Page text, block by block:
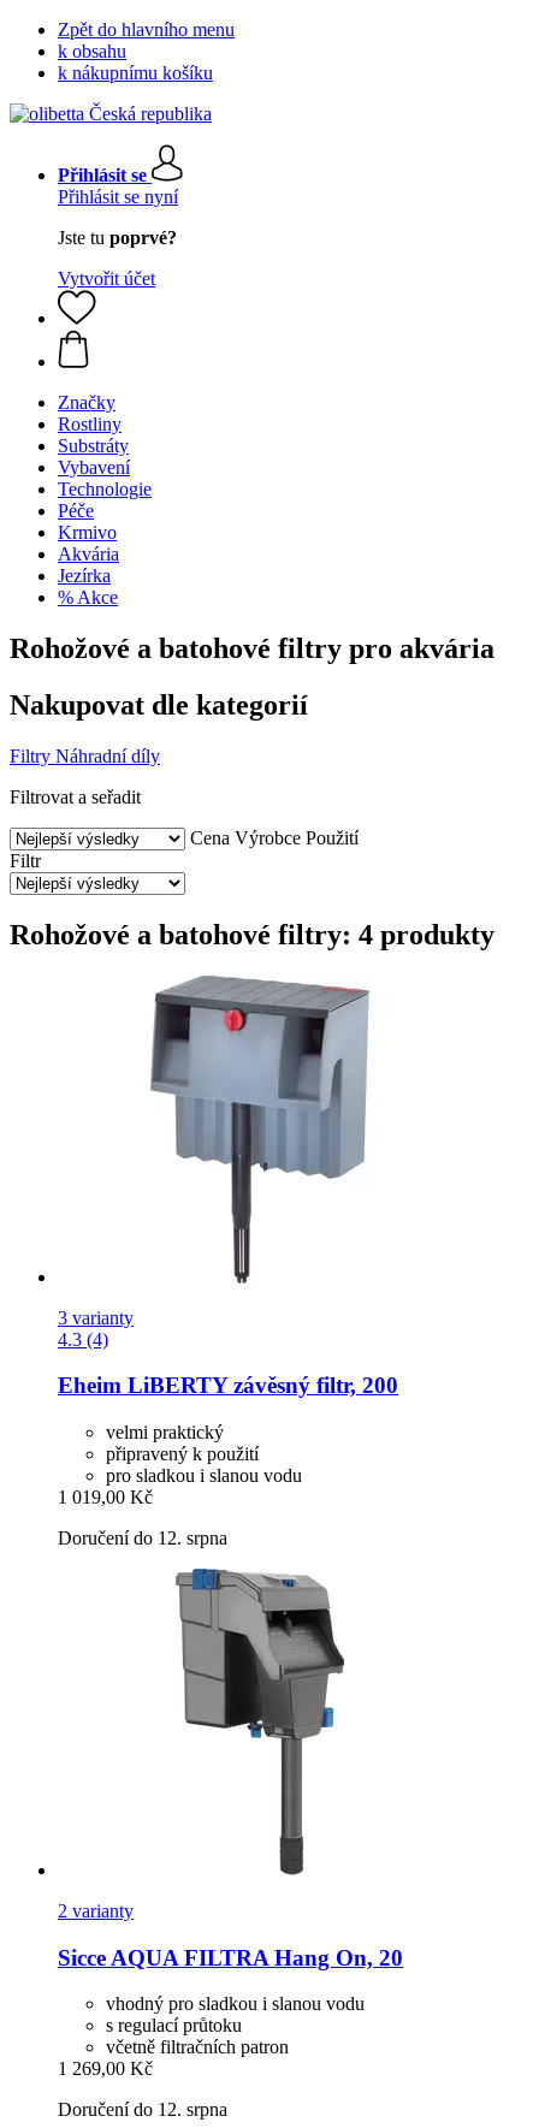
Zpět do hlavního menu
k obsahu
k nákupnímu košíku
Přihlásit se
Přihlásit se nyní
Jste tu poprvé?
Vytvořit účet
Značky
Rostliny
Substráty
Vybavení
Technologie
Péče
Krmivo
Akvária
Jezírka
% Akce
Rohožové a batohové filtry pro akvária
Nakupovat dle kategorií
Filtry Náhradní díly
Filtrovat a seřadit
Cena Výrobce Použití
Filtr
Rohožové a batohové filtry: 4 produkty
3 varianty
4.3 (4)
Eheim LiBERTY závěsný filtr, 200
velmi praktický
připravený k použití
pro sladkou i slanou vodu
1 019,00 Kč
Doručení do 12. srpna
2 varianty
Sicce AQUA FILTRA Hang On, 20
vhodný pro sladkou i slanou vodu
s regulací průtoku
včetně filtračních patron
1 269,00 Kč
Doručení do 12. srpna